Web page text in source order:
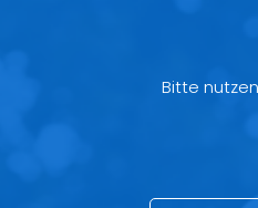
Bitte